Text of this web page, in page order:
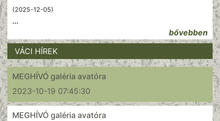
(2025-12-05)
...
bővebben
VÁCI HÍREK
MEGHÍVÓ galéria avatóra
2023-10-19 07:45:30
MEGHÍVÓ galéria avatóra